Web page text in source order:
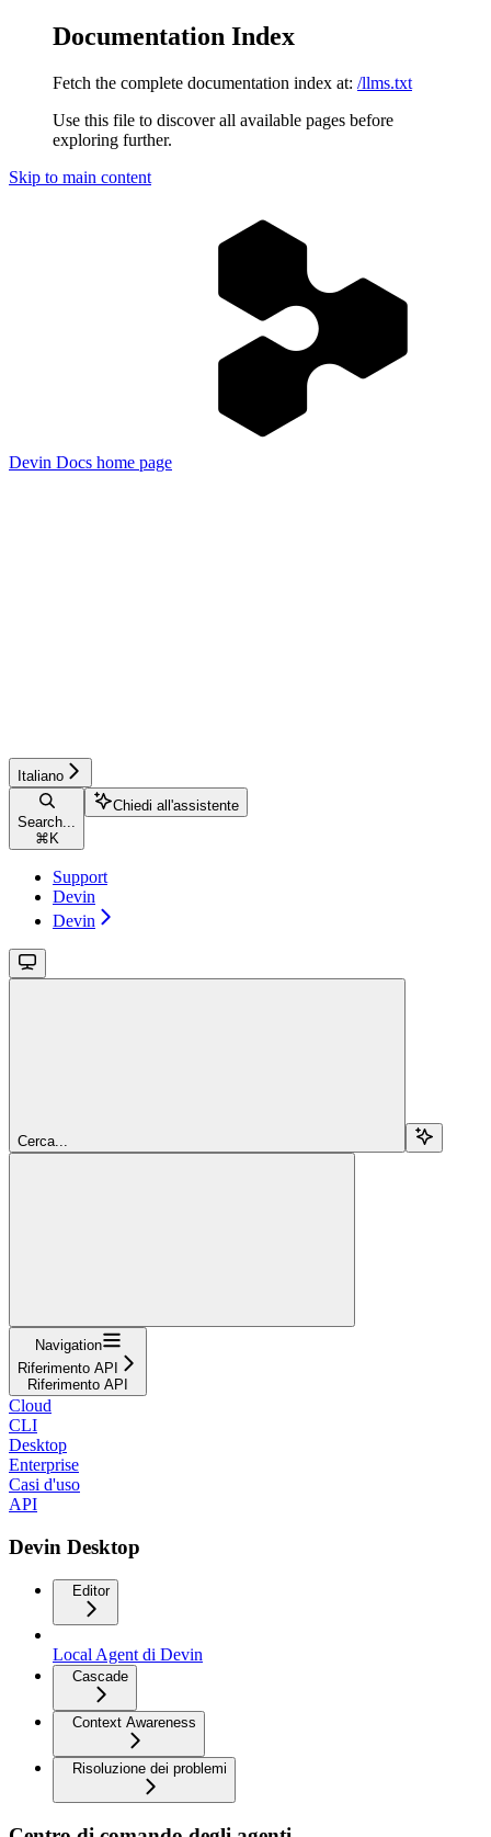
Documentation Index
Fetch the complete documentation index at: /llms.txt
Use this file to discover all available pages before
exploring further.
Skip to main content
Devin Docs home page
Italiano
Search...
⌘ K
Chiedi all'assistente
Support
Devin
Devin
Cerca...
Navigation
Riferimento API
Riferimento API
Cloud
CLI
Desktop
Enterprise
Casi d'uso
API
Devin Desktop
Editor
Local Agent di Devin
Cascade
Context Awareness
Risoluzione dei problemi